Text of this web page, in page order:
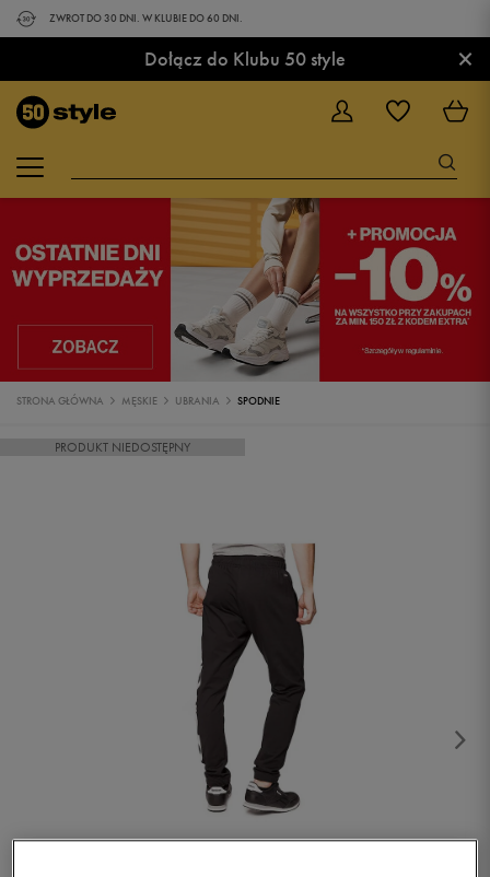
ZWROT DO 30 DNI. W KLUBIE DO 60 DNI.
Dołącz do Klubu 50 style ×
STRONA GŁÓWNA MĘSKIE UBRANIA SPODNIE
PRODUKT NIEDOSTĘPNY